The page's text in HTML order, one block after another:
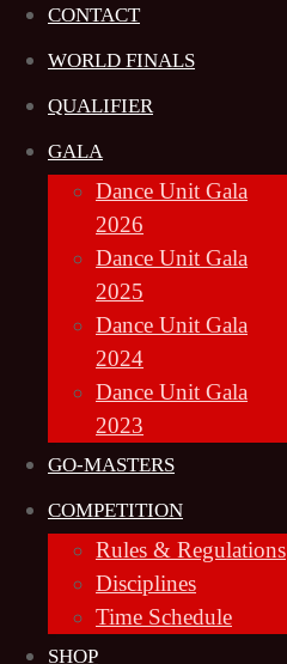
CONTACT
WORLD FINALS
QUALIFIER
GALA
Dance Unit Gala
2026
Dance Unit Gala
2025
Dance Unit Gala
2024
Dance Unit Gala
2023
GO-MASTERS
COMPETITION
Rules & Regulations
Disciplines
Time Schedule
SHOP